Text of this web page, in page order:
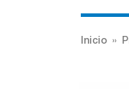
Inicio